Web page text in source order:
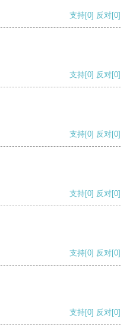
支持[0] 反对[0]
支持[0] 反对[0]
支持[0] 反对[0]
支持[0] 反对[0]
支持[0] 反对[0]
支持[0] 反对[0]